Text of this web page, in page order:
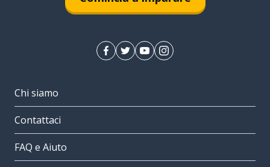
Chi siamo
Contattaci
FAQ e Aiuto